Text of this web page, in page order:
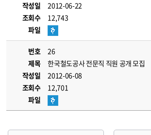
작성일
2012-06-22
조회수
12,743
파일
번호
26
제목
한국철도공사 전문직 직원 공개 모집
작성일
2012-06-08
조회수
12,701
파일